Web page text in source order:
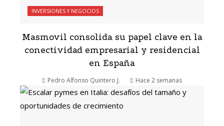
INVERSIONES Y NEGOCIOS
Masmovil consolida su papel clave en la
conectividad empresarial y residencial
en España
Pedro Alfonso Quintero J. Hace 2 semanas